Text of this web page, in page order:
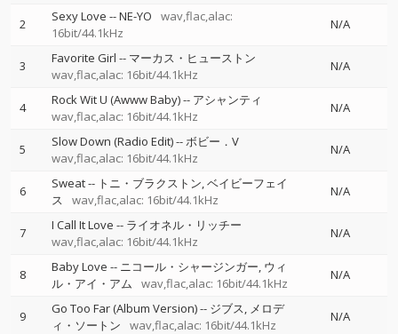
2 Sexy Love --NE-YO
wav,flac,alac:
16bit/44.1kHz
N/A
3 Favorite Girl -- マーカス・ヒューストン
wav,flac,alac: 16bit/44.1kHz
N/A
4 Rock Wit U (Awww Baby)-- アシャンティ
wav,flac,alac: 16bit/44.1kHz
N/A
5 Slow Down (Radio Edit)--ボビー．V
wav,flac,alac: 16bit/44.1kHz
N/A
6 Sweat-- トニ・ブラクストン ベイビーフェイ
ス
wav,flac,alac: 16bit/44.1kHz
N/A
7 I Call It Love -- ライオネル・リッチー
wav,flac,alac: 16bit/44.1kHz
N/A
8 Baby Love -- ニコール・シャージンガー ウィ
ル・アイ・アム
wav,flac,alac: 16bit/44.1kHz
N/A
9 Go Too Far (Album Version)-- ジブス メロデ
ィ・ソートン
wav,flac,alac: 16bit/44.1kHz
N/A